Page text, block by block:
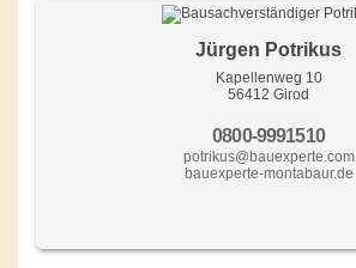
Jürgen Potrikus
Kapellenweg 10
56412 Girod
0800-9991510
potrikus@bauexperte.com
bauexperte-montabaur.de